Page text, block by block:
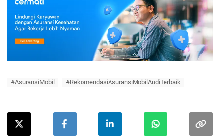
#AsuransiMobil #RekomendasiAsuransiMobilAudiTerbaik